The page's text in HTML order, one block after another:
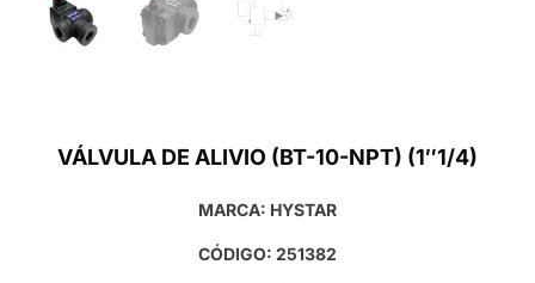
VÁLVULA DE ALIVIO (BT-10-NPT) (1″1/4)
MARCA: HYSTAR
CÓDIGO: 251382